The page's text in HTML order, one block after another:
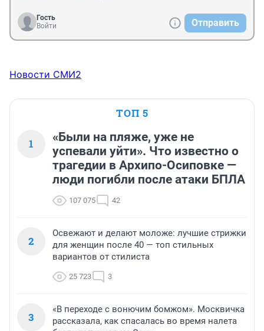
Гость
Войти
Отправить
Новости СМИ2
ТОП 5
1
«Были на пляже, уже не
успевали уйти». Что известно о
трагедии в Архипо-Осиповке —
люди погибли после атаки БПЛА
107 075 42
2
Освежают и делают моложе: лучшие стрижки
для женщин после 40 — топ стильных
вариантов от стилиста
25 723 3
3
«В переходе с вонючим бомжом». Москвичка
рассказала, как спасалась во время налета